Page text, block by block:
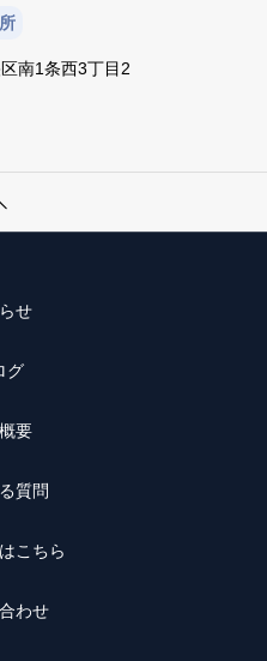
南1条西3丁目2
せ
グ
要
質問
こちら
わせ